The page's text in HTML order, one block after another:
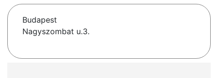
Budapest
Nagyszombat u.3.